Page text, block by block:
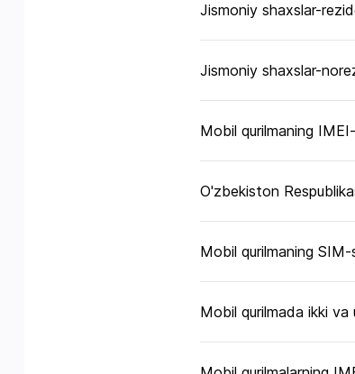
Jismoniy shaxslar-
Jismoniy shaxslar-
Mobil qurilmaning
O'zbekiston
Mobil qurilmaning
Mobil qurilmada ikki